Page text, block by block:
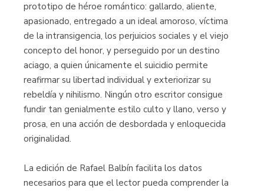
prototipo de héroe romántico: gallardo, aliente,
apasionado, entregado a un ideal amoroso, víctima
de la intransigencia, los perjuicios sociales y el viejo
concepto del honor, y perseguido por un destino
aciago, a quien únicamente el suicidio permite
reafirmar su libertad individual y exteriorizar su
rebeldía y nihilismo. Ningún otro escritor consigue
fundir tan genialmente estilo culto y llano, verso y
prosa, en una acción de desbordada y enloquecida
originalidad.
La edición de Rafael Balbín facilita los datos
necesarios para que el lector pueda comprender la